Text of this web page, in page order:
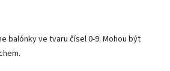
balónky ve tvaru čísel 0-9. Mohou být